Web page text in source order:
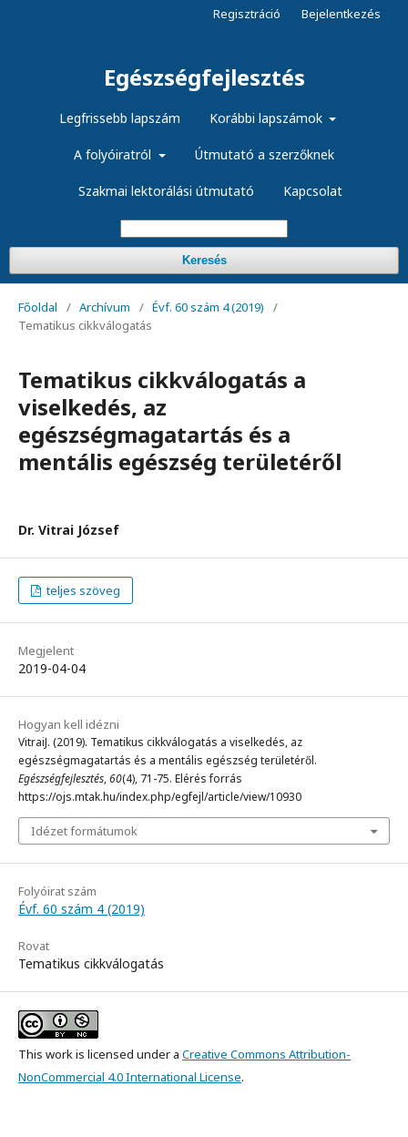
Egészségfejlesztés
Legfrissebb lapszám Korábbi lapszámok
A folyóiratról Útmutató a szerzőknek
Szakmai lektorálási útmutató Kapcsolat
Keresés
Regisztráció Bejelentkezés
Főoldal / Archívum / Évf. 60 szám 4 (2019)
/
Tematikus cikkválogatás
Tematikus cikkválogatás a
viselkedés, az
egészségmagatartás és a
mentális egészség területéről
Dr. Vitrai József
teljes szöveg
Megjelent
2019-04-04
Hogyan kell idézni
VitraiJ. (2019). Tematikus cikkválogatás a viselkedés, az
egészségmagatartás és a mentális egészség területéről.
Egészségfejlesztés,60(4), 71-75. Elérés forrás
https://ojs.mtak.hu/index.php/egfejl/article/view/10930
Idézet formátumok
Folyóirat szám
Évf. 60 szám 4 (2019)
Rovat
Tematikus cikkválogatás
This work is licensed under a Creative Commons Attribution-
NonCommercial 4.0 International License.